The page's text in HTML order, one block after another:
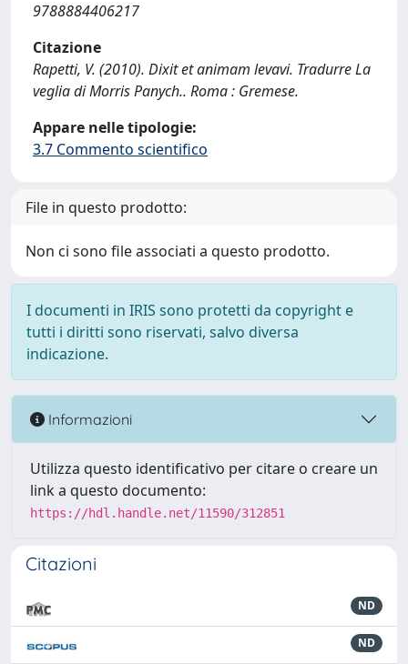
9788884406217
Citazione
Rapetti, V. (2010). Dixit et animam levavi. Tradurre La
veglia di Morris Panych.. Roma : Gremese.
Appare nelle tipologie:
3.7 Commento scientifico
File in questo prodotto:
Non ci sono file associati a questo prodotto.
I documenti in IRIS sono protetti da copyright e
tutti i diritti sono riservati, salvo diversa
indicazione.
Informazioni
Utilizza questo identificativo per citare o creare un
link a questo documento:
https://hdl.handle.net/11590/312851
Citazioni
ND
ND